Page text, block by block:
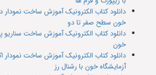
دانلود کتاب الکترونیک آموزش ساخت
خون سطح صفر تا دو
دانلود کتاب الکترونیک آموزش ساخت سناریو
خون
دانلود کتاب الکترونیک آموزش ساخت نمودار
آزمایشگاه خون با رشنال رز